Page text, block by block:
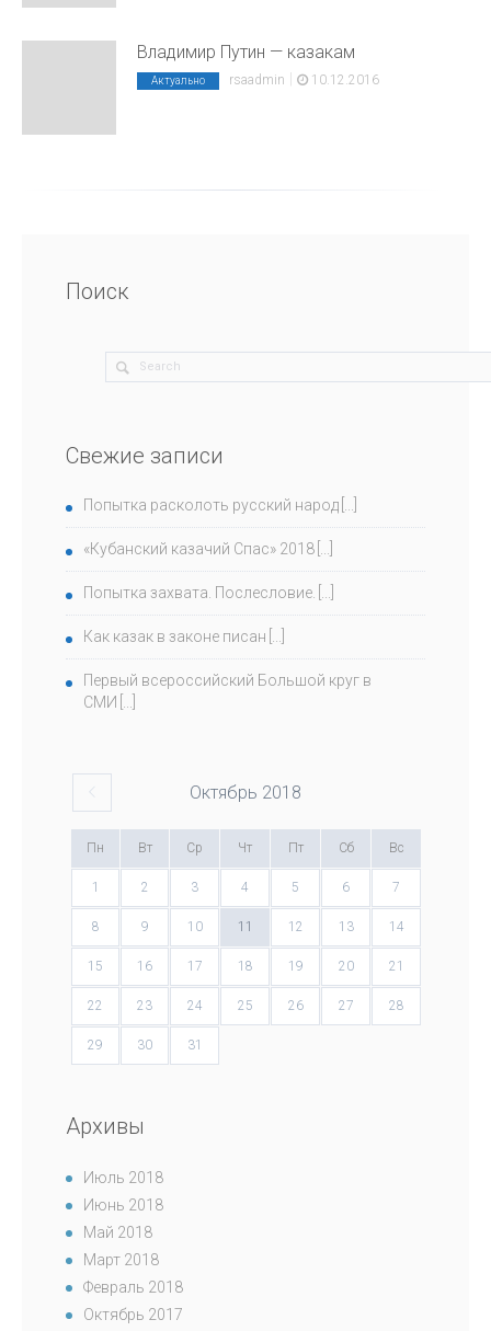
Владимир Путин — казакам
Актуально rsaadmin | 10.12.2016
Поиск
Свежие записи
Попытка расколоть русский народ
«Кубанский казачий Спас» 2018
Попытка захвата. Послесловие.
Как казак в законе писан
Первый всероссийский Большой круг в
СМИ
Октябрь 2018
Пн Вт Ср Чт Пт Сб Вс
1 2 3 4 5 6 7
8 9 10 11 12 13 14
15 16 17 18 19 20 21
22 23 24 25 26 27 28
29 30 31
Архивы
Июль 2018
Июнь 2018
Май 2018
Март 2018
Февраль 2018
Октябрь 2017